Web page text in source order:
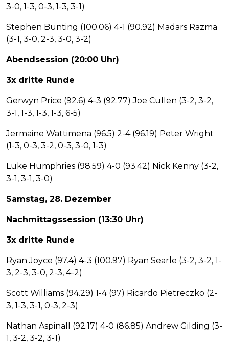
3-0, 1-3, 0-3, 1-3, 3-1)
Stephen Bunting (100.06) 4-1 (90.92) Madars Razma
(3-1, 3-0, 2-3, 3-0, 3-2)
Abendsession (20:00 Uhr)
3x dritte Runde
Gerwyn Price (92.6) 4-3 (92.77) Joe Cullen (3-2, 3-2,
3-1, 1-3, 1-3, 1-3, 6-5)
Jermaine Wattimena (96.5) 2-4 (96.19) Peter Wright
(1-3, 0-3, 3-2, 0-3, 3-0, 1-3)
Luke Humphries (98.59) 4-0 (93.42) Nick Kenny (3-2,
3-1, 3-1, 3-0)
Samstag, 28. Dezember
Nachmittagssession (13:30 Uhr)
3x dritte Runde
Ryan Joyce (97.4) 4-3 (100.97) Ryan Searle (3-2, 3-2, 1-
3, 2-3, 3-0, 2-3, 4-2)
Scott Williams (94.29) 1-4 (97) Ricardo Pietreczko (2-
3, 1-3, 3-1, 0-3, 2-3)
Nathan Aspinall (92.17) 4-0 (86.85) Andrew Gilding (3-
1, 3-2, 3-2, 3-1)